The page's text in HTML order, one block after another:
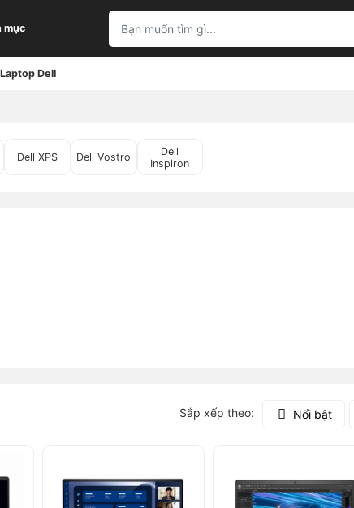
mục
Laptop Dell
Dell XPS Dell Vostro
Dell
Inspiron
Sắp xếp theo: Nổi bật